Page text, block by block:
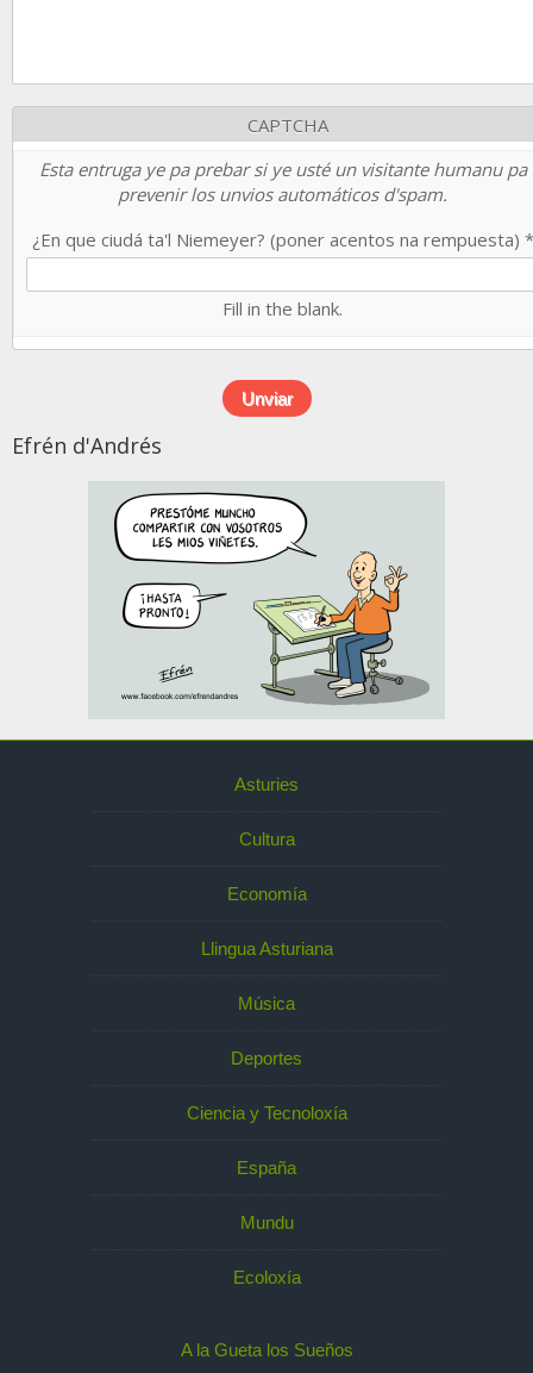
CAPTCHA
Esta entruga ye pa prebar si ye usté un visitante humanu pa
prevenir los unvios automáticos d'spam.
¿En que ciudá ta'l Niemeyer? (poner acentos na rempuesta) *
Fill in the blank.
Efrén d'Andrés
Asturies
Cultura
Economía
Llingua Asturiana
Música
Deportes
Ciencia y Tecnoloxía
España
Mundu
Ecoloxía
A la Gueta los Sueños